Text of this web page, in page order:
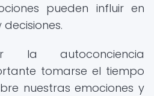
pueden influir en
la autoconciencia
tomarse el tiempo
nuestras emociones y